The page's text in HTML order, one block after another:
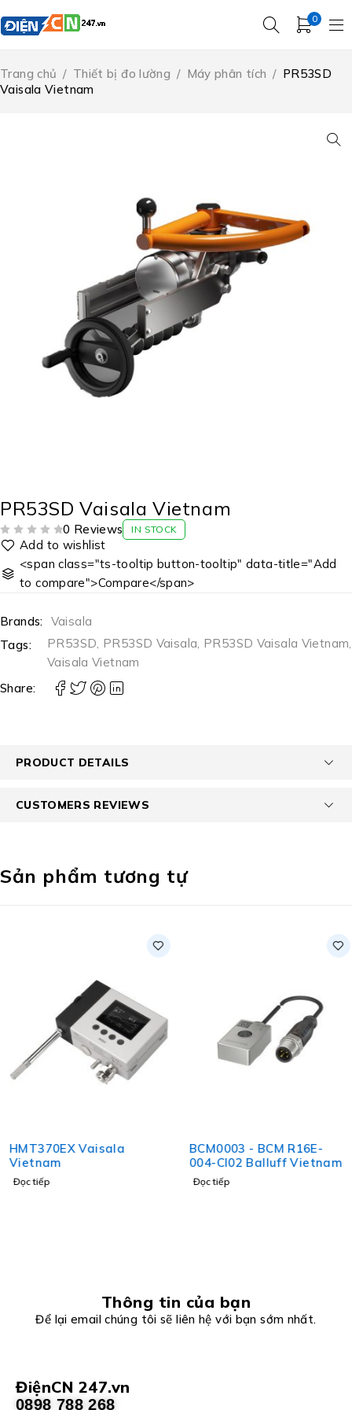
0
Trang chủ / Thiết bị đo lường / Máy phân tích / PR53SD
Vaisala Vietnam
PR53SD Vaisala Vietnam
0 Reviews IN STOCK
<span class="ts-tooltip button-tooltip" data-title="Add
to compare">Compare</span>
Brands: Vaisala
Tags:
PR53SD, PR53SD Vaisala, PR53SD Vaisala Vietnam,
Vaisala Vietnam
Share:
PRODUCT DETAILS
CUSTOMERS REVIEWS
Sản phẩm tương tự
HMT370EX Vaisala
Vietnam
Đọc tiếp
BCM0003 - BCM R16E-
004-CI02 Balluff Vietnam
Đọc tiếp
ĐiệnCN 247.vn
0898 788 268
Thông tin của bạn
Để lại email chúng tôi sẽ liên hệ với bạn sớm nhất.